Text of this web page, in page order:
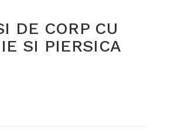
DE CORP CU
SI PIERSICA